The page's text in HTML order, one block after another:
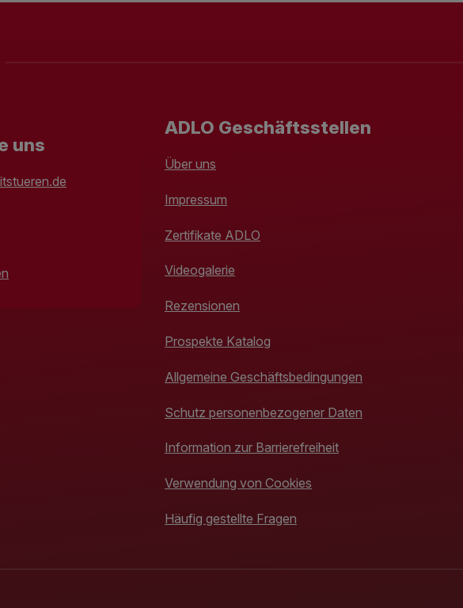
uns
ADLO Geschäftsstellen
Über uns
Impressum
Zertifikate ADLO
Videogalerie
Rezensionen
Prospekte Katalog
Allgemeine Geschäftsbedingungen
Schutz personenbezogener Daten
Information zur Barrierefreiheit
Verwendung von Cookies
Häufig gestellte Fragen